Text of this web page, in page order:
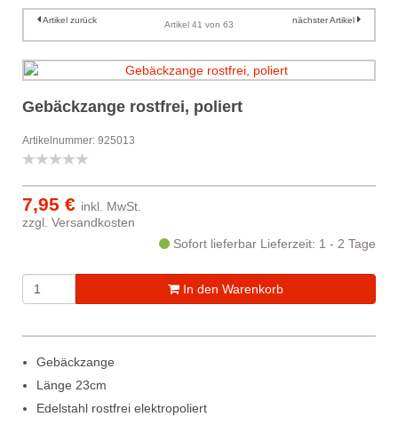
Artikel zurück Artikel 41 von 63 nächster Artikel
Gebäckzange rostfrei, poliert
Artikelnummer: 925013
7,95 € inkl. MwSt.
zzgl. Versandkosten
Sofort lieferbar Lieferzeit: 1 - 2 Tage
In den Warenkorb
Gebäckzange
Länge 23cm
Edelstahl rostfrei elektropoliert